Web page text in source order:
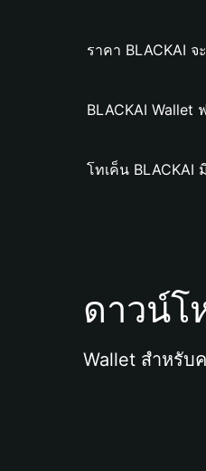
ราคา BLACKAI
BLACKAI Wallet
โทเค็น BLACKAI
ดาวน์โ
Wallet สำหรับ